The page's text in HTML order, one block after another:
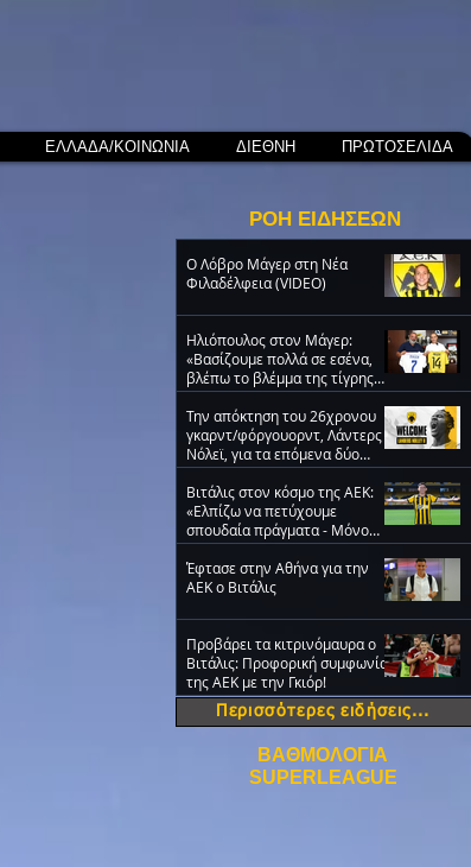
ΕΛΛΑΔΑ/ΚΟΙΝΩΝΙΑ ΔΙΕΘΝΗ ΠΡΩΤΟΣΕΛΙΔΑ
ΡΟΗ ΕΙΔΗΣΕΩΝ
O Λόβρο Μάγερ στη Νέα
Φιλαδέλφεια (VIDEO)
Ηλιόπουλος στον Μάγερ:
«Βασίζουμε πολλά σε εσένα,
βλέπω το βλέμμα της τίγρης
στα μάτια σου» (video)
Την απόκτηση του 26χρονου
γκαρντ/φόργουορντ, Λάντερς
Νόλεϊ, για τα επόμενα δύο
χρόνια ανακοίνωσε η ΑΕΚ
Βιτάλις στον κόσμο της ΑΕΚ:
«Ελπίζω να πετύχουμε
σπουδαία πράγματα - Μόνο
ΑΕΚ!» (VIDEO)
Έφτασε στην Αθήνα για την
ΑΕΚ ο Βιτάλις
Προβάρει τα κιτρινόμαυρα ο
Βιτάλις: Προφορική συμφωνία
της ΑΕΚ με την Γκιόρ!
ΒΑΘΜΟΛΟΓΙΑ
SUPERLEAGUE
Περισσότερες ειδήσεις...